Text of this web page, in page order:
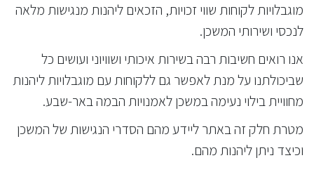
מוגבלויות לקוחות שווי זכויות, הזכאים ליהנות מנגישות מלאה
לנכסי ושירותי המשכן.
אנו רואים חשיבות רבה בשירות איכותי ושוויוני ועושים כל
שביכולתנו על מנת לאפשר גם ללקוחות עם מוגבלויות ליהנות
מחוויית בילוי נעימה במשכן לאמנויות הבמה באר-שבע.
מטרת חלק זה באתר ליידע מהם הסדרי הנגישות של המשכן
וכיצד ניתן ליהנות מהם.